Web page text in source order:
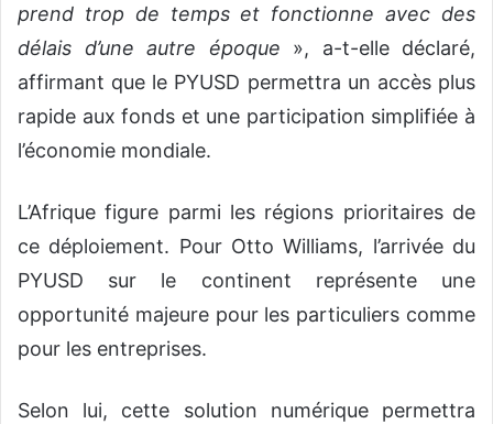
prend trop de temps et fonctionne avec des
délais d’une autre époque », a-t-elle déclaré,
affirmant que le PYUSD permettra un accès plus
rapide aux fonds et une participation simplifiée à
l’économie mondiale.
L’Afrique figure parmi les régions prioritaires de
ce déploiement. Pour Otto Williams, l’arrivée du
PYUSD sur le continent représente une
opportunité majeure pour les particuliers comme
pour les entreprises.
Selon lui, cette solution numérique permettra